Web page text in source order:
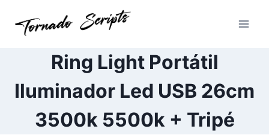
para
Ring Light Portátil
Iluminador Led USB 26cm
3500k 5500k + Tripé